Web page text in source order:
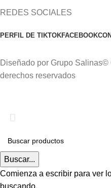
REDES SOCIALES
PERFIL DE TIKTOKFACEBOOK
Diseñado por Grupo
derechos reservados
Buscar...
Comienza a escribir para ver
buscando.
Delivery gratis a